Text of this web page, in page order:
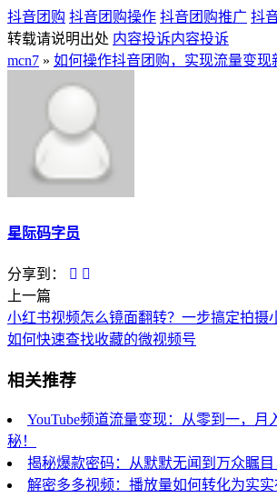
抖音团购 抖音团购操作 抖音团购推广 抖
转载请说明出处 内容投诉内容投诉
mcn7 » 如何操作抖音团购，实现流量变现
星际码字员
分享到：
上一篇
小红书视频怎么镜面翻转？一步搞定拍摄
如何快速查找收藏的微视频号
相关推荐
YouTube频道流量变现：从零到一，月
秘！
揭秘爆款密码：从默默无闻到万众瞩
解密多多视频：播放量如何转化为实实